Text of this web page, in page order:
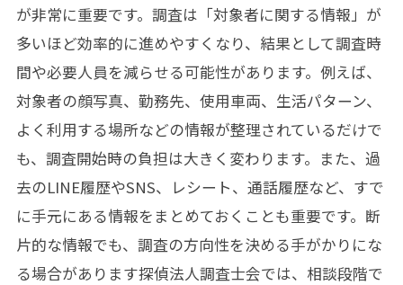
が非常に重要です。調査は「対象者に関する情報」が
多いほど効率的に進めやすくなり、結果として調査時
間や必要人員を減らせる可能性があります。例えば、
対象者の顔写真、勤務先、使用車両、生活パターン、
よく利用する場所などの情報が整理されているだけで
も、調査開始時の負担は大きく変わります。また、過
去のLINE履歴やSNS、レシート、通話履歴など、すで
に手元にある情報をまとめておくことも重要です。断
片的な情報でも、調査の方向性を決める手がかりにな
る場合があります探偵法人調査士会では、相談段階で